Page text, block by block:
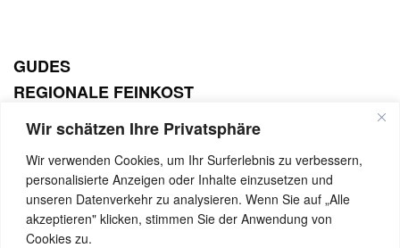
Wir schätzen Ihre Privatsphäre
Wir verwenden Cookies, um Ihr Surferlebnis zu verbessern,
personalisierte Anzeigen oder Inhalte einzusetzen und
unseren Datenverkehr zu analysieren. Wenn Sie auf „Alle
akzeptieren" klicken, stimmen Sie der Anwendung von
Cookies zu.
GUDES
REGIONALE FEINKOST
14467 Potsdam
AKTUELL,D-A-CH,NEWS, REISE
Strandhotel Ostende – ein Haus für